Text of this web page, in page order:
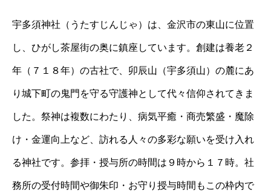
宇多須神社（うたすじんじゃ）は、金沢市の東山に位置
し、ひがし茶屋街の奥に鎮座しています。創建は養老２
年（７１８年）の古社で、卯辰山（宇多須山）の麓にあ
り城下町の鬼門を守る守護神として代々信仰されてきま
した。祭神は複数にわたり、病気平癒・商売繁盛・魔除
け・金運向上など、訪れる人々の多彩な願いを受け入れ
る神社です。参拝・授与所の時間は９時から１７時。社
務所の受付時間や御朱印・お守り授与時間もこの枠内で